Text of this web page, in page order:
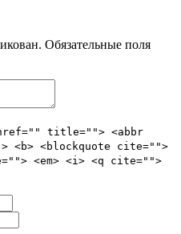
Обязательные поля
title=""> <abbr
<blockquote cite="">
<em> <i> <q cite="">